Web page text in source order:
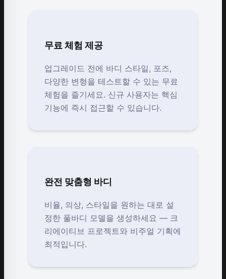
무료 체험 제공
업그레이드 전에 바디 스타일, 포즈,
다양한 변형을 테스트할 수 있는 무료
체험을 즐기세요. 신규 사용자는 핵심
기능에 즉시 접근할 수 있습니다.
완전 맞춤형 바디
비율, 의상, 스타일을 원하는 대로 설
정한 풀바디 모델을 생성하세요 — 크
리에이티브 프로젝트와 비주얼 기획에
최적입니다.